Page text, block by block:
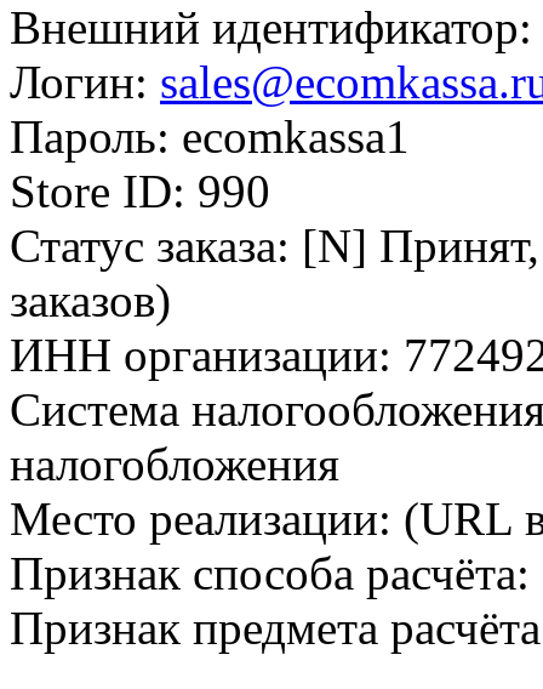
Внешний идентификатор:
Логин:
Пароль: ecomkassa1
Store ID: 990
Статус заказа: [N]
заказов)
ИНН организации:
Система
налогобложения
Место реализации: (URL
Признак способа
Признак предмета